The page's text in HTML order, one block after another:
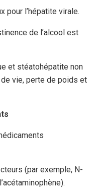
pour l’hépatite virale.
de l’alcool est
et stéatohépatite non
vie, perte de poids et
(par exemple, N-